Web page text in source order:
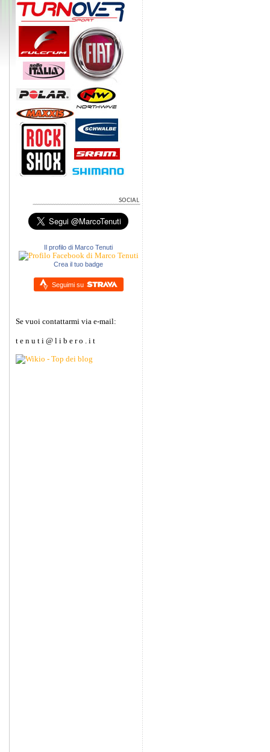
Il profilo di Marco Tenuti
Crea il tuo badge
Seguimi su
Se vuoi contattarmi via e-mail:
t e n u t i @ l i b e r o . i t